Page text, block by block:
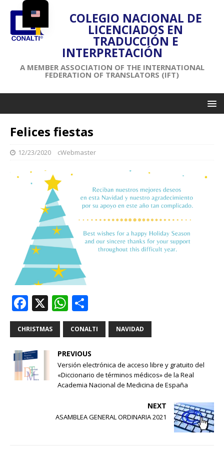
COLEGIO NACIONAL DE
LICENCIADOS EN
TRADUCCIÓN E
INTERPRETACIÓN
A MEMBER ASSOCIATION OF THE INTERNATIONAL
FEDERATION OF TRANSLATORS (IFT)
Felices fiestas
12/23/2020 cWebmaster
F
a
c
e
b
o
X W
h
at
s
A
p
h
ar
e
CHRISTMAS CONALTI NAVIDAD
PREVIOUS
Versión electrónica de acceso libre y gratuito del
«Diccionario de términos médicos» de la Real
Academia Nacional de Medicina de España
NEXT
ASAMBLEA GENERAL ORDINARIA 2021